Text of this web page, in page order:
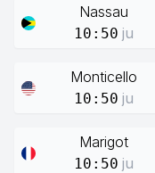
Nassau
10:50 ju
Monticello
10:50 ju
Marigot
10:50 ju